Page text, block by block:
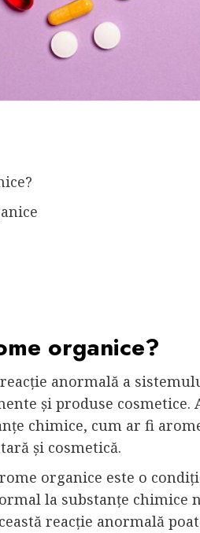
organice?
anormală a
și produse cosmetice.
chimice, cum ar fi
și cosmetică.
organice este o
la substanțe chimice
reacție anormală